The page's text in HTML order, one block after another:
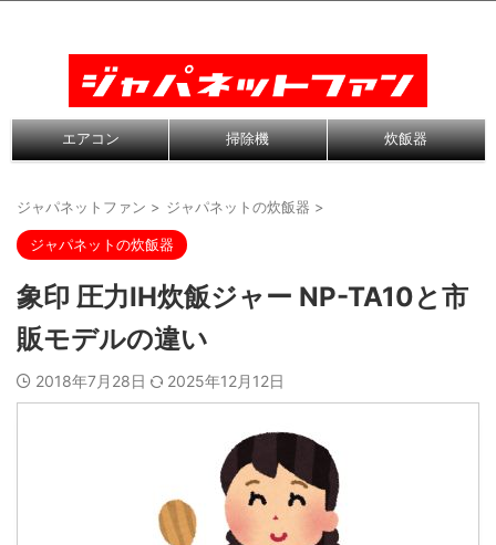
エアコン 掃除機 炊飯器
ジャパネットファン > ジャパネットの炊飯器 >
ジャパネットの炊飯器
象印 圧力IH炊飯ジャー NP-TA10と市
販モデルの違い
2018年7月28日 2025年12月12日